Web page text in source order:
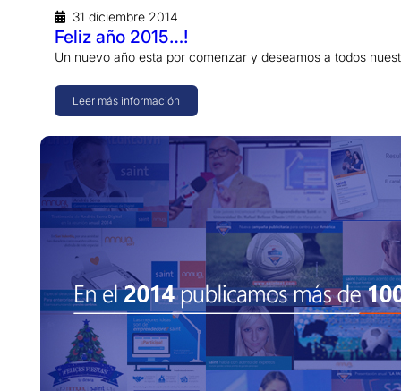
31 diciembre 2014
Feliz año 2015…!
Un nuevo año esta por comenzar y deseamos a todos
Leer más información